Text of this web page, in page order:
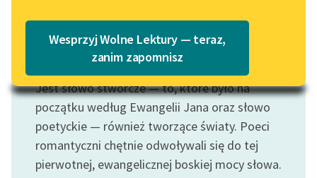
Lektury szkolne i klasyka
literatury do słuchania dla
uczennic i uczniów z
niepełnosprawnościami
E-kolekcja lektur
Katalog w formacie PDF
Wesprzyj Wolne Lektury — teraz,
zanim zapomnisz
Motyw: Słowo
Jest słowo stwórcze — to, które było na
początku według Ewangelii Jana oraz słowo
poetyckie — również tworzące światy. Poeci
romantyczni chętnie odwoływali się do tej
pierwotnej, ewangelicznej boskiej mocy słowa.